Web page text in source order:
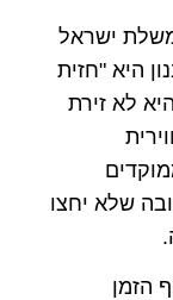
ישראל
היא "חזית
לא זירת
שלא יחצו
הזמן